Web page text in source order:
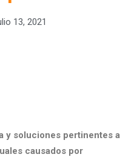
13, 2021
y soluciones pertinentes a
causados por